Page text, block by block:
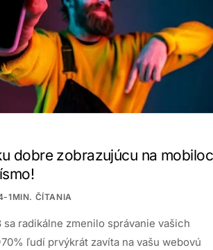
dobre zobrazujúcu na
-1MIN. ČÍTANIA
sa radikálne zmenilo správanie vašich
ľudí prvýkrát zavíta na vašu webovú